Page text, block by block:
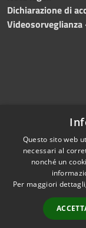
Dichiarazione di
Accessibilità
Privacy
Mappa del sito
Questo sito web
necessari al
nonché un
Per maggiori